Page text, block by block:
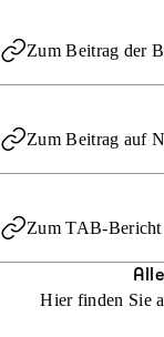
Zum Beitrag der
Zum Beitrag auf
Zum TAB-Bericht
Hier finden Sie